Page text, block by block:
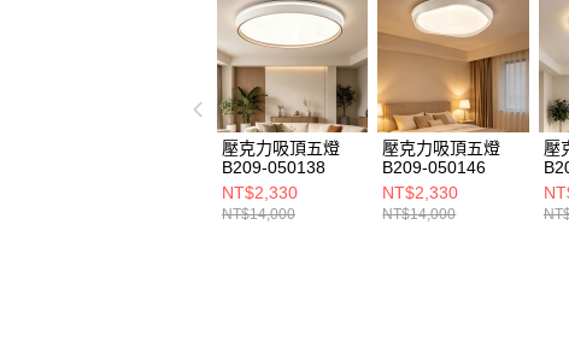
壓克力吸頂五燈
B209-050138
NT$2,330
NT$14,000
壓克力吸頂五燈
B209-050146
NT$2,330
NT$14,000
壓